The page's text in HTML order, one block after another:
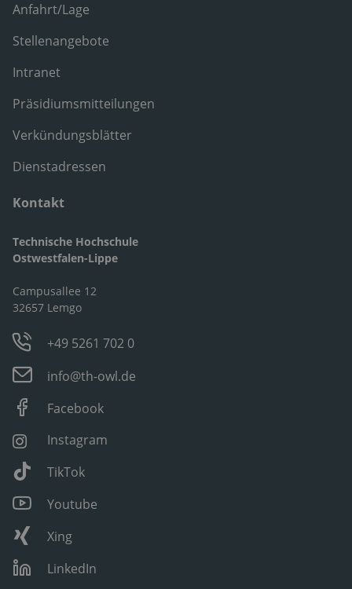
Anfahrt/Lage
Stellenangebote
Intranet
Präsidiumsmitteilungen
Verkündungsblätter
Dienstadressen
Kontakt
Technische Hochschule
Ostwestfalen-Lippe
Campusallee 12
32657 Lemgo
+49 5261 702 0
info@th-owl.de
Facebook
Instagram
TikTok
Youtube
Xing
LinkedIn